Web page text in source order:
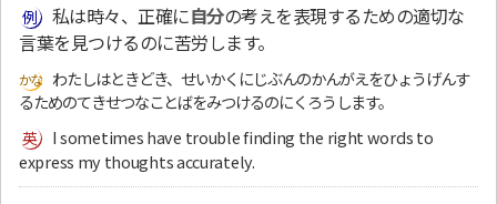
私は時々、正確に自分の考えを表現するための適切な
言葉を見つけるのに苦労します。
わたしはときどき、せいかくにじぶんのかんがえをひょうげんす
るためのてきせつなことばをみつけるのにくろうします。
I sometimes have trouble finding the right words to
express my thoughts accurately.